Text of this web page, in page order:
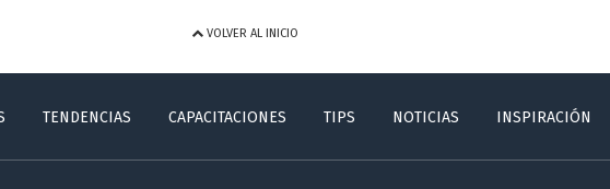
VOLVER AL INICIO
TENDENCIAS CAPACITACIONES TIPS NOTICIAS INSPIRACIÓN